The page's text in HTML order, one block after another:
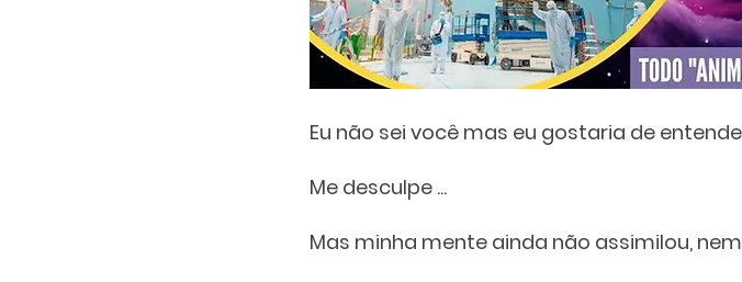
Eu não sei você mas eu gostaria de
Me desculpe ...
Mas minha mente ainda não assimilou,